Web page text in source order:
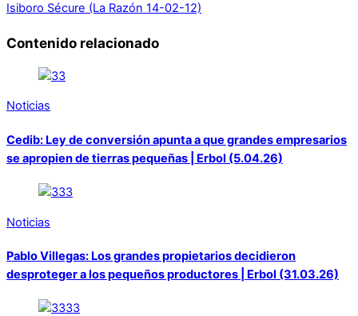
Isiboro Sécure (La Razón 14-02-12)
Contenido relacionado
Noticias
Cedib: Ley de conversión apunta a que grandes empresarios
se apropien de tierras pequeñas | Erbol (5.04.26)
Noticias
Pablo Villegas: Los grandes propietarios decidieron
desproteger a los pequeños productores | Erbol (31.03.26)